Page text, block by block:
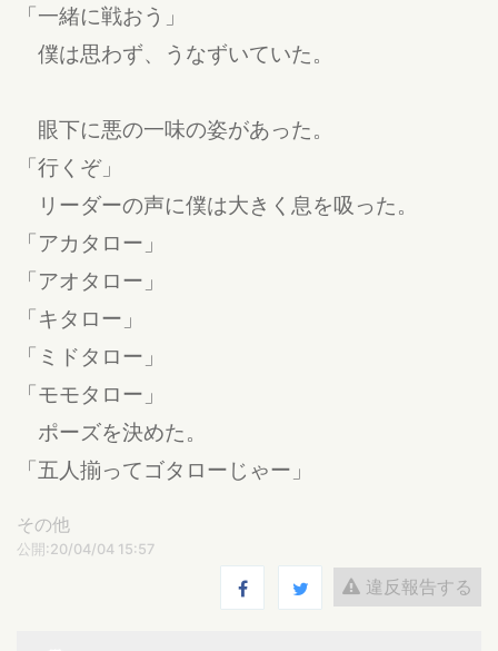
「一緒に戦おう」
僕は思わず、うなずいていた。
眼下に悪の一味の姿があった。
「行くぞ」
リーダーの声に僕は大きく息を吸った。
「アカタロー」
「アオタロー」
「キタロー」
「ミドタロー」
「モモタロー」
ポーズを決めた。
「五人揃ってゴタローじゃー」
その他
公開:20/04/04 15:57
違反報告する